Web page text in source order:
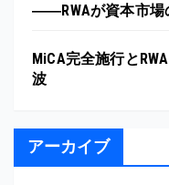
――RWAが資本市場
MiCA完全施行と
波
アーカイブ